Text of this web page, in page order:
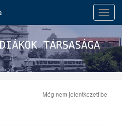
Még nem jelentkezett be